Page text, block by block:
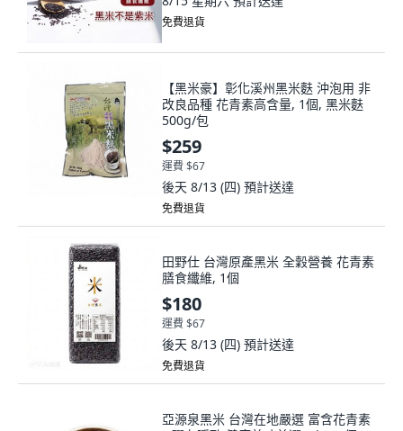
免費退貨
【黑米豪】彰化溪州黑米麩 沖泡用 非
改良品種 花青素高含量, 1個, 黑米麩
500g/包
$259
運費 $67
後天 8/13 (四) 預計送達
免費退貨
田野仕 台灣原產黑米 全穀營養 花青素
膳食纖維, 1個
$180
運費 $67
後天 8/13 (四) 預計送達
免費退貨
亞源泉黑米 台灣在地嚴選 富含花青素